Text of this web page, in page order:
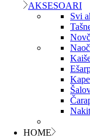
AKSESOARI
Svi
Kape
Nakit
HOME